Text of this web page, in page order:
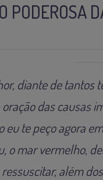
PODEROSA
diante de
das causas
eu te peço agora
o mar vermelho,
ressuscitar, além